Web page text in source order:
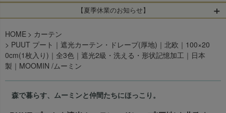
令和8年熊本地震により、お亡くなりになられた方々に深く
お見舞い申し上げます。 この地震の影響により、現在、一
部地域を発着するお荷物のお届けに遅れが生じておりま
す。
・九州から全国あてのお荷物
【夏季休業のお知らせ】
当店は は2026年8月11日(火)～2026年8月16日(日)
を休業とさせて頂きます。
休業中のご注文に関しては自動返信メールは届きますが、
当店からの注文確認メールの送信、当店へのお問い合わせ
へのご返答ができかねます。 休業明けから順次送信させて
いただきますのでよろしくお願いいたします。
HOME
カーテン
PUUT プート｜遮光カーテン・ドレープ(厚地)｜北欧｜100×20
0cm(1枚入り)｜全3色｜遮光2級・洗える・形状記憶加工｜日本
製｜MOOMIN /ムーミン
森で暮らす、ムーミンと仲間たちにほっこり。